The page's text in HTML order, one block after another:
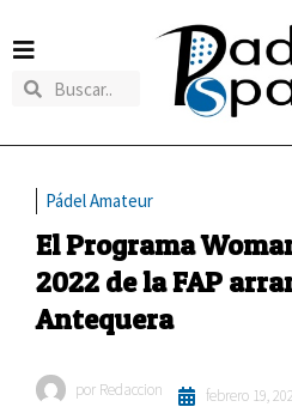
Pádel Amateur
El Programa
2022 de la FAP
Antequera
por Redaccion febrero 19,